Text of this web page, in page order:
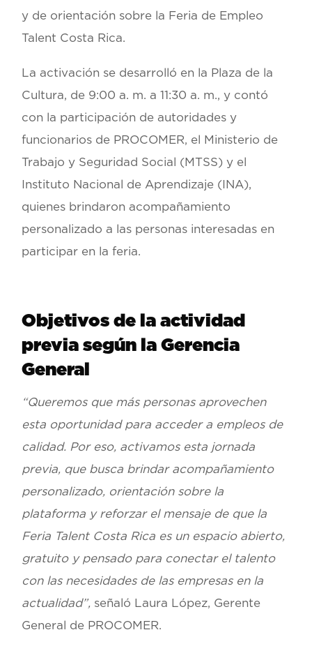
y de orientación sobre la Feria de Empleo
Talent Costa Rica.
La activación se desarrolló en la Plaza de la
Cultura, de 9:00 a. m. a 11:30 a. m., y contó
con la participación de autoridades y
funcionarios de PROCOMER, el Ministerio de
Trabajo y Seguridad Social (MTSS) y el
Instituto Nacional de Aprendizaje (INA),
quienes brindaron acompañamiento
personalizado a las personas interesadas en
participar en la feria.
Objetivos de la actividad
previa según la Gerencia
General
“Queremos que más personas aprovechen
esta oportunidad para acceder a empleos de
calidad. Por eso, activamos esta jornada
previa, que busca brindar acompañamiento
personalizado, orientación sobre la
plataforma y reforzar el mensaje de que la
Feria Talent Costa Rica es un espacio abierto,
gratuito y pensado para conectar el talento
con las necesidades de las empresas en la
actualidad”, señaló Laura López, Gerente
General de PROCOMER.